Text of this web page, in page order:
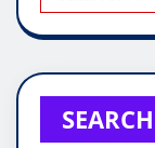
SEARCH